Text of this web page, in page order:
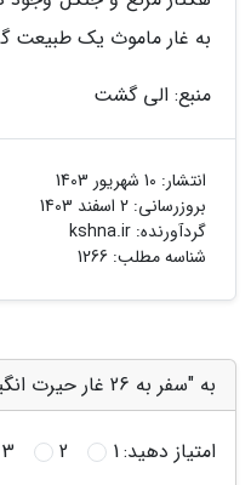
به غار ماموث یک طبیعت
منبع: الی گشت
انتشار: 10 شهریور 1403
بروزرسانی: 2 اسفند 1403
گردآورنده: kshna.ir
شناسه مطلب: 1266
به "سفر به 26 غار حیرت انگیز در دنیا" امتیاز دهید
امتیاز دهید:1
2
3